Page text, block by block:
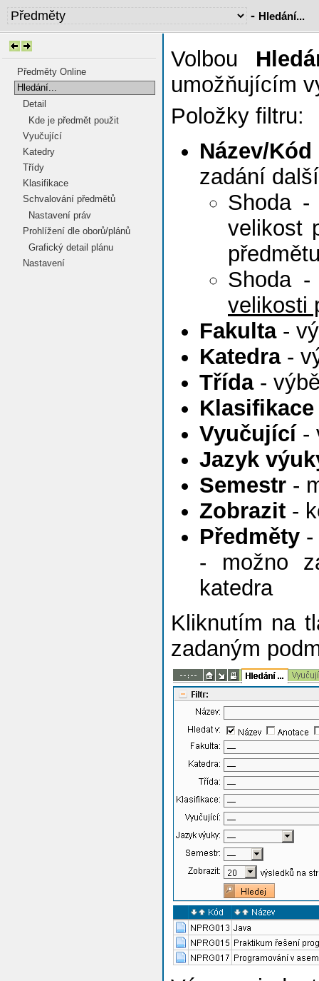
- Hledání...
Předměty Online
Hledání...
Detail
Kde je předmět použit
Vyučující
Katedry
Třídy
Klasifikace
Schvalování předmětů
Nastavení práv
Prohlížení dle oborů/plánů
Grafický detail plánu
Nastavení
Volbou
umožňujícím
Položky filtru:
Název/Kód
zadání
Shoda -
velikost
Shoda
velikosti
Fakulta-
Katedra-
Třída-
Klasifikace
Vyučující -
Jazyk
Semestr -
Zobrazit -
Předměty -
- možno
katedra
Kliknutím na
zadaným